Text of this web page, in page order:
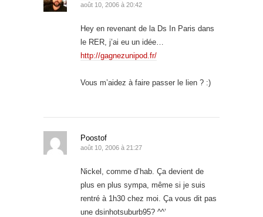
août 10, 2006 à 20:42
Hey en revenant de la Ds In Paris dans
le RER, j’ai eu un idée…
http://gagnezunipod.fr/
Vous m’aidez à faire passer le lien ? :)
Poostof
août 10, 2006 à 21:27
Nickel, comme d’hab. Ça devient de
plus en plus sympa, même si je suis
rentré à 1h30 chez moi. Ça vous dit pas
une dsinhotsuburb95? ^^’